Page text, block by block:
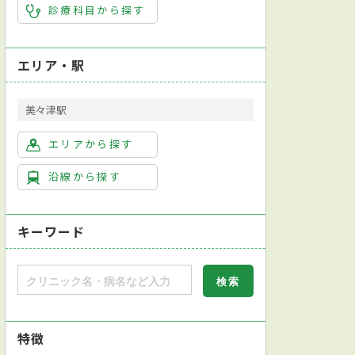
診療科目から探す
エリア・駅
美々津駅
エリアから探す
沿線から探す
キーワード
特徴